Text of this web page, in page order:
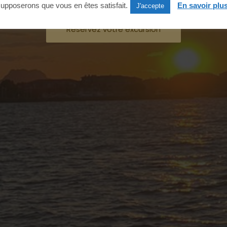
Réservez votre excursion
que vous en êtes satisfait. J'accepte En savoir